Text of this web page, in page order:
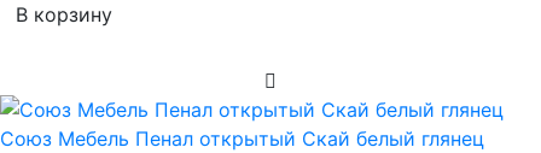
В корзину
Союз Мебель Пенал открытый Скай белый глянец